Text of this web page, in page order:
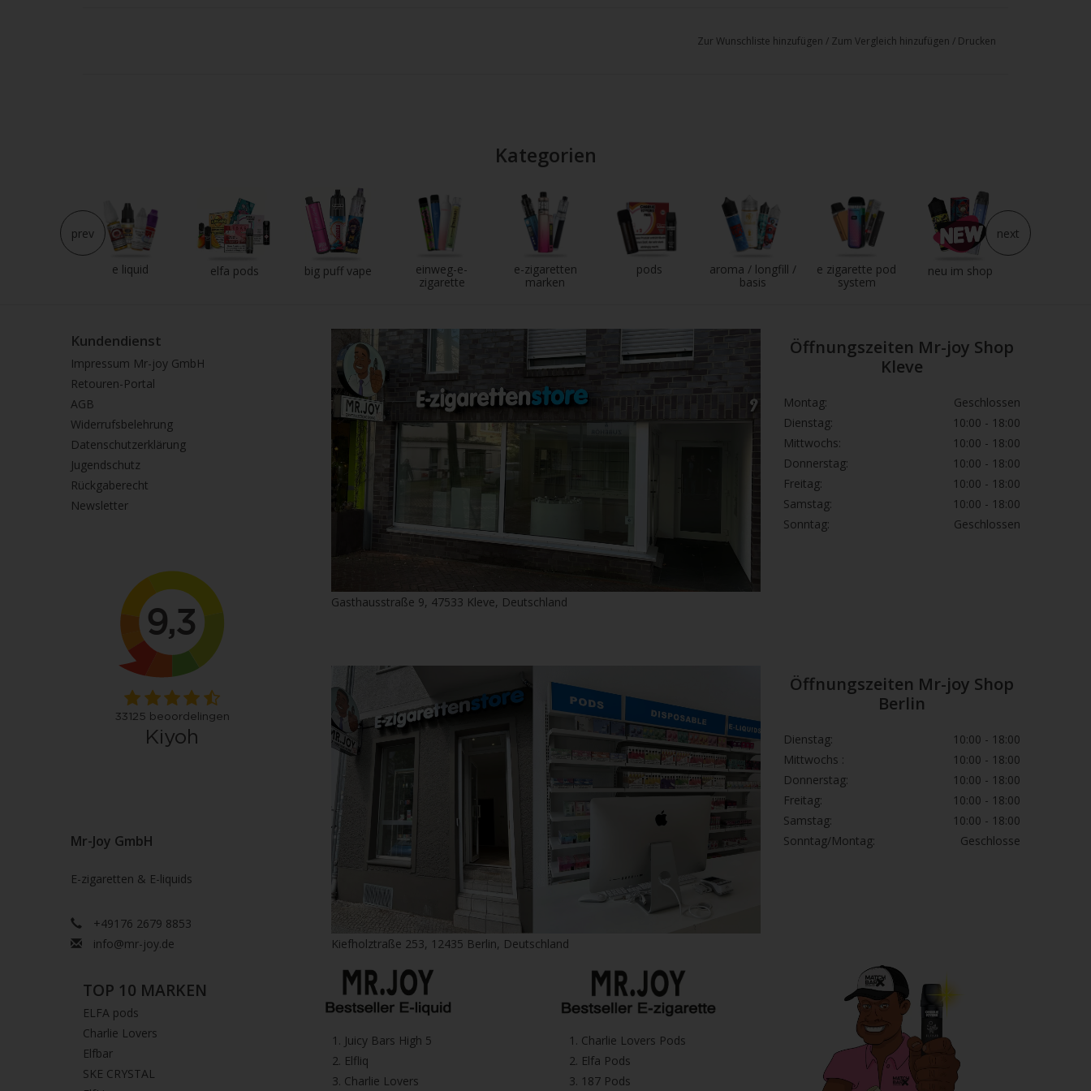
Zur Wunschliste hinzufügen / Zum Vergleich hinzufügen / Drucken
Kategorien
e liquid elfa pods big puff vape
einweg-e-
zigarette
e-zigaretten
marken
pods
aroma / longfill /
basis
e zigarette pod
system
neu im shop
prev next
Kundendienst
Impressum Mr-joy GmbH
Retouren-Portal
AGB
Widerrufsbelehrung
Datenschutzerklärung
Jugendschutz
Rückgaberecht
Newsletter
Mr-Joy GmbH
E-zigaretten & E-liquids
+49176 2679 8853
info@mr-joy.de
Gasthausstraße 9, 47533 Kleve, Deutschland
Kiefholztraße 253, 12435 Berlin, Deutschland
Öffnungszeiten Mr-joy Shop
Kleve
Montag:
Geschlossen
Dienstag:
10:00 - 18:00
Mittwochs:
10:00 - 18:00
Donnerstag:
10:00 - 18:00
Freitag:
10:00 - 18:00
Samstag:
10:00 - 18:00
Sonntag:
Geschlossen
Öffnungszeiten Mr-joy Shop
Berlin
Dienstag:
10:00 - 18:00
Mittwochs :
10:00 - 18:00
Donnerstag:
10:00 - 18:00
Freitag:
10:00 - 18:00
Samstag:
10:00 - 18:00
Sonntag/Montag:
Geschlosse
TOP 10 MARKEN
ELFA pods
Charlie Lovers
Elfbar
SKE CRYSTAL
1.⁠ ⁠Juicy Bars High 5
2.⁠ ⁠⁠Elfliq
3.⁠ ⁠⁠Charlie Lovers
1.⁠ ⁠Charlie Lovers Pods
2.⁠ ⁠⁠Elfa Pods
3.⁠ ⁠⁠187 Pods